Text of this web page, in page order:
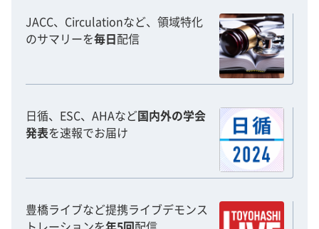
JACC、Circulationなど、領域特化
のサマリーを毎日 配信
日循、ESC、AHAなど国内外の学会
発表を速報でお届け
豊橋ライブなど提携ライブデモンス